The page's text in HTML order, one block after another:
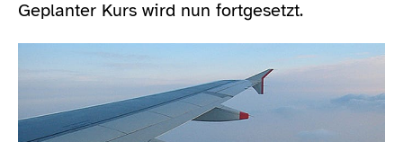
Geplanter Kurs wird nun fortgesetzt.